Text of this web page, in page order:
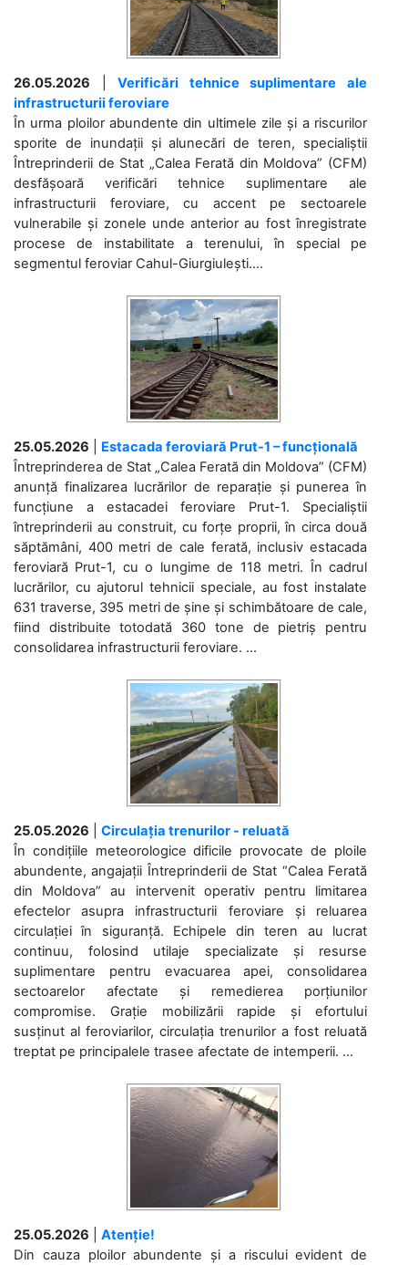
26.05.2026 |Verificări tehnice suplimentare ale
infrastructurii feroviare
În urma ploilor abundente din ultimele zile și a riscurilor
sporite de inundații și alunecări de teren, specialiștii
Întreprinderii de Stat „Calea Ferată din Moldova” (CFM)
desfășoară verificări tehnice suplimentare ale
infrastructurii feroviare, cu accent pe sectoarele
vulnerabile și zonele unde anterior au fost înregistrate
procese de instabilitate a terenului, în special pe
segmentul feroviar Cahul-Giurgiulești....
25.05.2026
Estacada feroviară Prut-1 – funcțională
Întreprinderea de Stat „Calea Ferată din Moldova” (CFM)
anunță finalizarea lucrărilor de reparație și punerea în
funcțiune a estacadei feroviare Prut-1. Specialiștii
întreprinderii au construit, cu forțe proprii, în circa două
săptămâni, 400 metri de cale ferată, inclusiv estacada
feroviară Prut-1, cu o lungime de 118 metri. În cadrul
lucrărilor, cu ajutorul tehnicii speciale, au fost instalate
631 traverse, 395 metri de șine și schimbătoare de cale,
fiind distribuite totodată 360 tone de pietriș pentru
consolidarea infrastructurii feroviare. ...
25.05.2026
Circulația trenurilor - reluată
În condițiile meteorologice dificile provocate de ploile
abundente, angajații Întreprinderii de Stat “Calea Ferată
din Moldova” au intervenit operativ pentru limitarea
efectelor asupra infrastructurii feroviare și reluarea
circulației în siguranță. Echipele din teren au lucrat
continuu, folosind utilaje specializate și resurse
suplimentare pentru evacuarea apei, consolidarea
sectoarelor afectate și remedierea porțiunilor
compromise. Grație mobilizării rapide și efortului
susținut al feroviarilor, circulația trenurilor a fost reluată
treptat pe principalele trasee afectate de intemperii. ...
25.05.2026
Atenție!
Din cauza ploilor abundente și a riscului evident de